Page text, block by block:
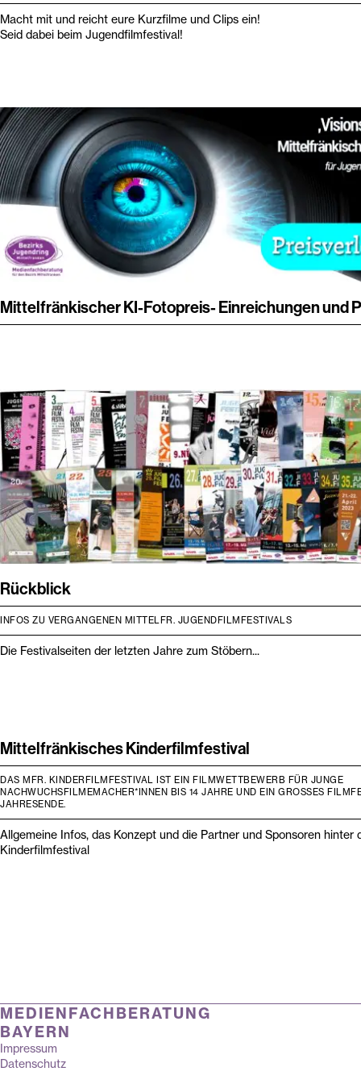
Macht mit und reicht eure Kurzfilme und Clips ein!
Seid dabei beim Jugendfilmfestival!
Mittelfränkischer KI-Fotopreis- Einreichungen und
Rückblick
INFOS ZU VERGANGENEN MITTELFR. JUGENDFILMFESTIVALS
Die Festivalseiten der letzten Jahre zum Stöbern...
Mittelfränkisches Kinderfilmfestival
DAS MFR. KINDERFILMFESTIVAL IST EIN FILMWETTBEWERB FÜR JUNGE
NACHWUCHSFILMEMACHER*INNEN BIS 14 JAHRE UND EIN GROSSES
AHRESENDE.
Allgemeine Infos, das Konzept und die Partner und Sponsoren hinter
Kinderfilmfestival
MEDIENFACHBERATUNG
BAYERN
Impressum
Datenschutz